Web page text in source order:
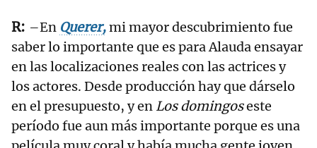
–En Querer,mi mayor descubrimiento fue
saber lo importante que es para Alauda ensayar
en las localizaciones reales con las actrices y
los actores. Desde producción hay que dárselo
en el presupuesto, y en Los domingoseste
período fue aun más importante porque es una